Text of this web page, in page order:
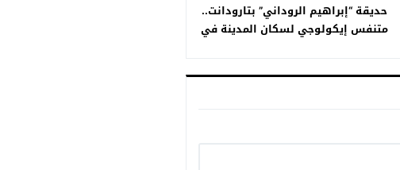
حديقة “إبراهيم الروداني” بتارودانت..
متنفس إيكولوجي لسكان المدينة في